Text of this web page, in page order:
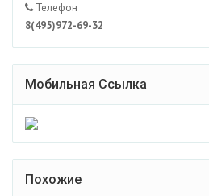
Телефон
8(495)972-69-32
Мобильная Ссылка
Похожие